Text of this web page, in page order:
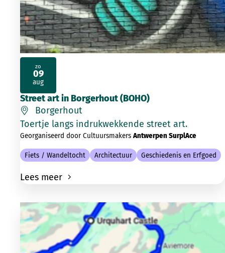
Street art in Borgerhout (BOHO)
Borgerhout
Toertje langs indrukwekkende street art.
Georganiseerd door CultuursmakersAntwerpen SurplAce
Fiets / Wandeltocht Architectuur Geschiedenis en Erfgoed
Lees meer
zo
09
aug
2026